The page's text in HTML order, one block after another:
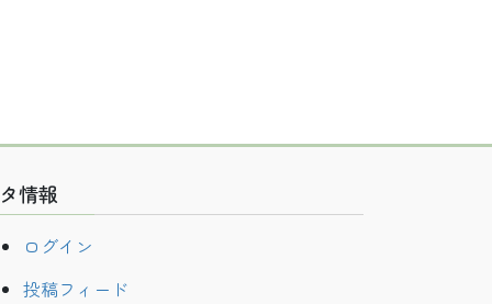
情報
ログイン
投稿フィード